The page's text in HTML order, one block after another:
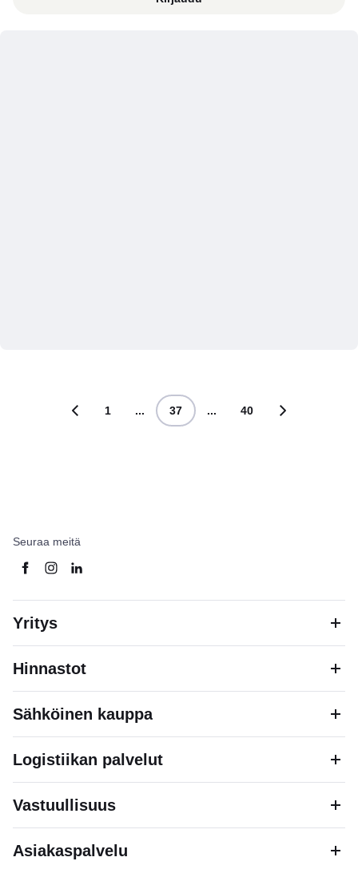
1 ... 37 ... 40
Seuraa meitä
Yritys
Hinnastot
Sähköinen kauppa
Logistiikan palvelut
Vastuullisuus
Asiakaspalvelu